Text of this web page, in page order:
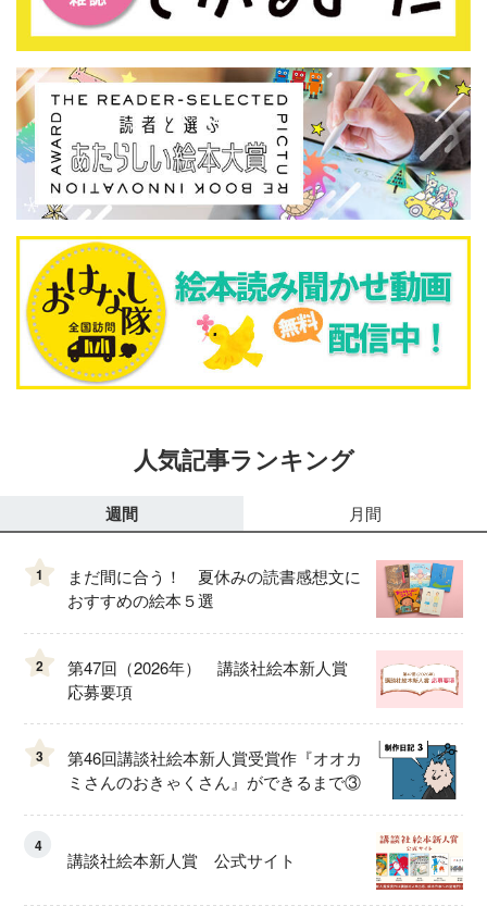
人気記事ランキング
週間 月間
1
まだ間に合う！ 夏休みの読書感想文に
おすすめの絵本５選
2
第47回（2026年） 講談社絵本新人賞
応募要項
3
第46回講談社絵本新人賞受賞作『オオカ
ミさんのおきゃくさん』ができるまで③
4
講談社絵本新人賞 公式サイト